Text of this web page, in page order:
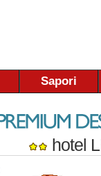
Sapori
hotel